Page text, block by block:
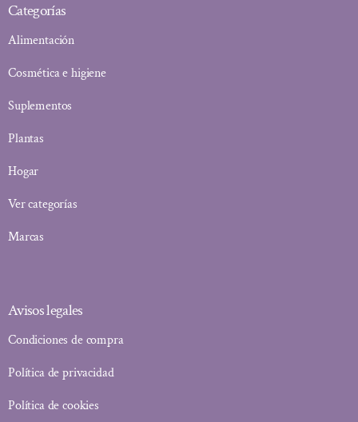
Categorías
Alimentación
Cosmética e higiene
Suplementos
Plantas
Hogar
Ver categorías
Marcas
Avisos legales
Condiciones de compra
Política de privacidad
Política de cookies